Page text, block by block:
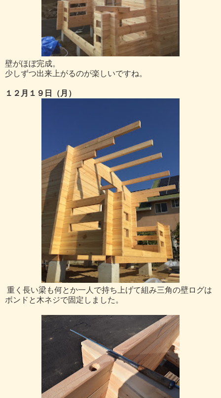
壁がほぼ完成。
少しずつ出来上がるのが楽しいですね。
１２月１９日（月）
重く長い梁も何とか一人で持ち上げて組み三角の壁ログは
ボンドと木ネジで固定しました。